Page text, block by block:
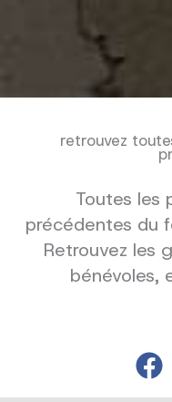
retrouvez
Toutes les
précédentes du
Retrouvez les
bénévoles,